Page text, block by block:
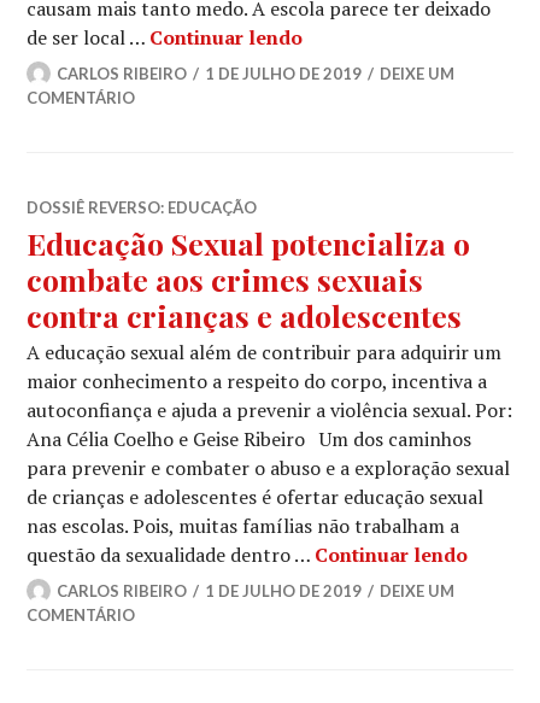
causam mais tanto medo. A escola parece ter deixado
de ser local … Continuar lendo“Te pego na saída”
CARLOS RIBEIRO 1 DE JULHO DE 2019
DEIXE UM
COMENTÁRIO
DOSSIÊ REVERSO: EDUCAÇÃO
Educação Sexual potencializa o
combate aos crimes sexuais
contra crianças e adolescentes
A educação sexual além de contribuir para adquirir um
maior conhecimento a respeito do corpo, incentiva a
autoconfiança e ajuda a prevenir a violência sexual. Por:
Ana Célia Coelho e Geise Ribeiro Um dos caminhos
para prevenir e combater o abuso e a exploração sexual
de crianças e adolescentes é ofertar educação sexual
nas escolas. Pois, muitas famílias não trabalham a
questão da sexualidade dentro … Continuar lendo
CARLOS RIBEIRO 1 DE JULHO DE 2019
DEIXE UM
COMENTÁRIO